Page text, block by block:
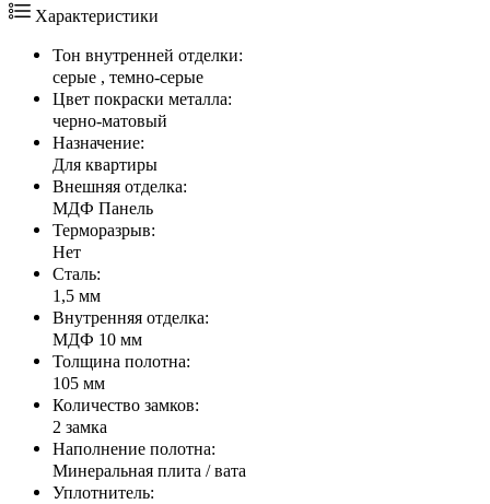
Характеристики
Тон внутренней отделки:
серые , темно-серые
Цвет покраски металла:
черно-матовый
Назначение:
Для квартиры
Внешняя отделка:
МДФ Панель
Терморазрыв:
Нет
Сталь:
1,5 мм
Внутренняя отделка:
МДФ 10 мм
Толщина полотна:
105 мм
Количество замков:
2 замка
Наполнение полотна:
Минеральная плита / вата
Уплотнитель: